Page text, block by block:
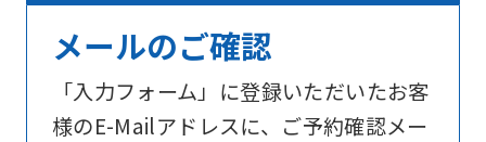
メールのご確認
「入力フォーム」に登録いただいたお客
様のE-Mailアドレスに、ご予約確認メー
For
foreigners